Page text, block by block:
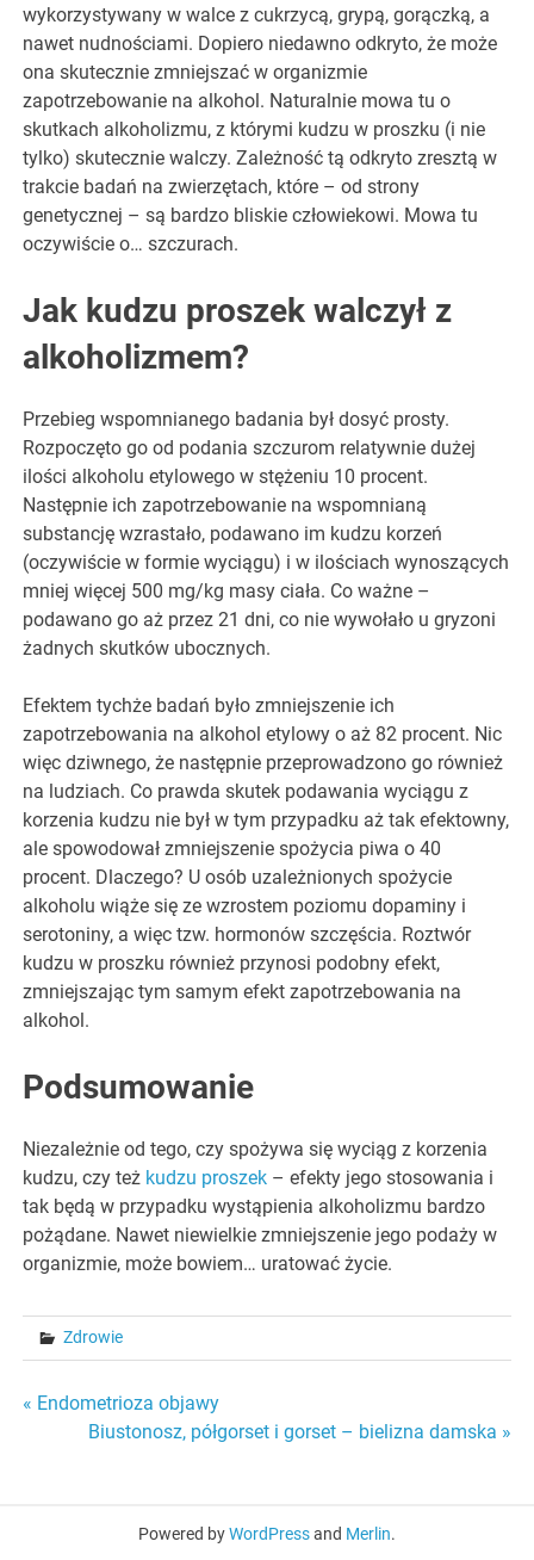
wykorzystywany w walce z cukrzycą, grypą, gorączką, a
nawet nudnościami. Dopiero niedawno odkryto, że może
ona skutecznie zmniejszać w organizmie
zapotrzebowanie na alkohol. Naturalnie mowa tu o
skutkach alkoholizmu, z którymi kudzu w proszku (i nie
tylko) skutecznie walczy. Zależność tą odkryto zresztą w
trakcie badań na zwierzętach, które – od strony
genetycznej – są bardzo bliskie człowiekowi. Mowa tu
oczywiście o… szczurach.
Jak kudzu proszek walczył z
alkoholizmem?
Przebieg wspomnianego badania był dosyć prosty.
Rozpoczęto go od podania szczurom relatywnie dużej
ilości alkoholu etylowego w stężeniu 10 procent.
Następnie ich zapotrzebowanie na wspomnianą
substancję wzrastało, podawano im kudzu korzeń
(oczywiście w formie wyciągu) i w ilościach wynoszących
mniej więcej 500 mg/kg masy ciała. Co ważne –
podawano go aż przez 21 dni, co nie wywołało u gryzoni
żadnych skutków ubocznych.
Efektem tychże badań było zmniejszenie ich
zapotrzebowania na alkohol etylowy o aż 82 procent. Nic
więc dziwnego, że następnie przeprowadzono go również
na ludziach. Co prawda skutek podawania wyciągu z
korzenia kudzu nie był w tym przypadku aż tak efektowny,
ale spowodował zmniejszenie spożycia piwa o 40
procent. Dlaczego? U osób uzależnionych spożycie
alkoholu wiąże się ze wzrostem poziomu dopaminy i
serotoniny, a więc tzw. hormonów szczęścia. Roztwór
kudzu w proszku również przynosi podobny efekt,
zmniejszając tym samym efekt zapotrzebowania na
alkohol.
Podsumowanie
Niezależnie od tego, czy spożywa się wyciąg z korzenia
kudzu, czy też kudzu proszek – efekty jego stosowania i
tak będą w przypadku wystąpienia alkoholizmu bardzo
pożądane. Nawet niewielkie zmniejszenie jego podaży w
organizmie, może bowiem… uratować życie.
Zdrowie
Nawigacja
« Endometrioza objawy
Biustonosz, półgorset i gorset – bielizna damska »
Powered byWordPressand Merlin.